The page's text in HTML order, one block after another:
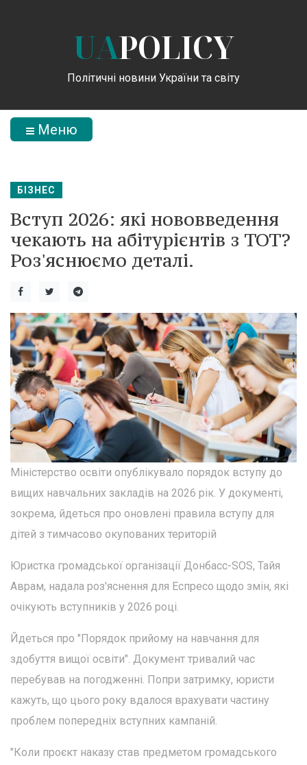
UAPOLICY
Політичні новини України та світу
Меню
БІЗНЕС
Вступ 2026: які нововведення
чекають на абітурієнтів з ТОТ?
Роз'яснюємо деталі.
Міністерство освіти опублікувало порядок вступу до
вищих навчальних закладів на 2026 рік. У документі,
зокрема, йдеться про оновлені правила вступу для
дітей з тимчасово окупованих територій
Юристка громадської організації Донбасс-SOS, Тайя
Аврам, надала роз'яснення для Еспресо щодо змін, які
очікують вступників у 2026 році.
Йдеться про "Порядок прийому на навчання для
здобуття вищої освіти". Документ тривалий час
перебував на погодженні. Попри затримку, юристи
кажуть, що цього року вдалося врахувати частину
проблем попередніх вступних кампаній.
"Коли проєкт наказу став предметом громадського